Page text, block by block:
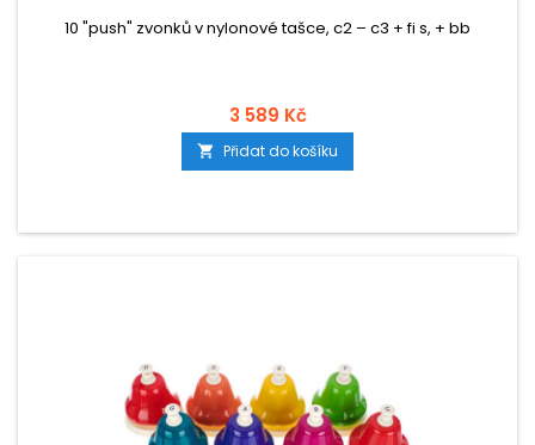
10 "push" zvonků v nylonové tašce, c2 – c3 + fi s, + bb
3 589 Kč
 Přidat do košíku